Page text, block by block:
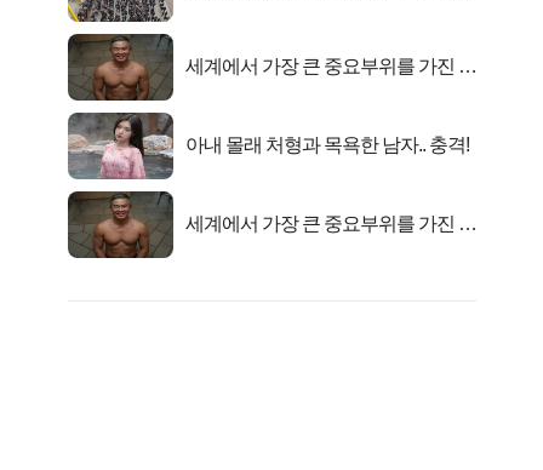
세계에서 가장 큰 중요부위를 가진 남
아내 몰래 처형과 목욕한 남자.. 충격!
세계에서 가장 큰 중요부위를 가진 남